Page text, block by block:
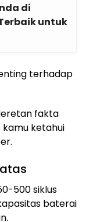
di
untuk
terhadap
fakta
ketahui
500 siklus
baterai